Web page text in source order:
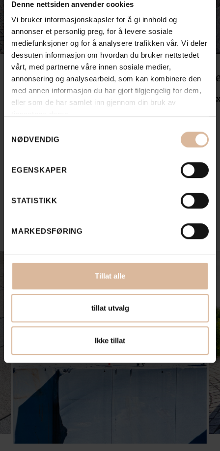
Denne nettsiden anvender cookies
Vi bruker informasjonskapsler for å gi innhold og
annonser et personlig preg, for å levere sosiale
mediefunksjoner og for å analysere trafikken vår. Vi deler
dessuten informasjon om hvordan du bruker nettstedet
vårt, med partnerne våre innen sosiale medier,
annonsering og analysearbeid, som kan kombinere den
med annen informasjon du har gjort tilgjengelig for dem,
eller som de har samlet inn gjennom din bruk av
NØDVENDIG
EGENSKAPER
STATISTIKK
MARKEDSFØRING
Tillat alle
tillat utvalg
Ikke tillat
Beer Smågatestein Grape Red
8/10x8/10x8/10
Tips & Råd Se alle